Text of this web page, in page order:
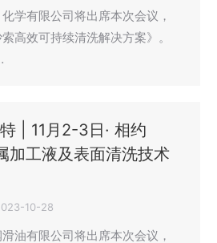
学有限公司将出席本次会议，
高效可持续清洗解决方案》。
| 11月2-3日· 相约
加工液及表面清洗技术
10-28
油有限公司将出席本次会议，